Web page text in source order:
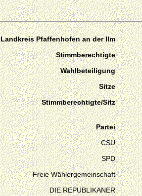
Landkreis Pfaffenhofen an der Ilm
Stimmberechtigte
Wahlbeteiligung
Sitze
Stimmberechtigte/Sitz
Partei
CSU
SPD
Freie Wählergemeinschaft
DIE REPUBLIKANER